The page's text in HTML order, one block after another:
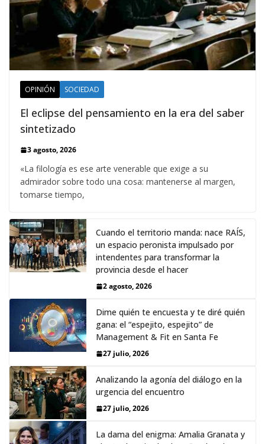
OPINIÓN SOCIEDAD
El eclipse del pensamiento en la era del saber
sintetizado
3 agosto, 2026
«La filología es ese arte venerable que exige a su
admirador sobre todo una cosa: mantenerse al margen,
tomarse tiempo,
Cuando el territorio manda: nace RAÍS,
un espacio peronista impulsado por
intendentes para transformar la
provincia desde el hacer
2 agosto, 2026
Dime quién te encuesta y te diré quién
gana: el “espejito, espejito” de
Management & Fit en Santa Fe
27 julio, 2026
Analizando la agonía del diálogo en la
urgencia del encuentro
27 julio, 2026
La dama del enigma: Amalia Granata y